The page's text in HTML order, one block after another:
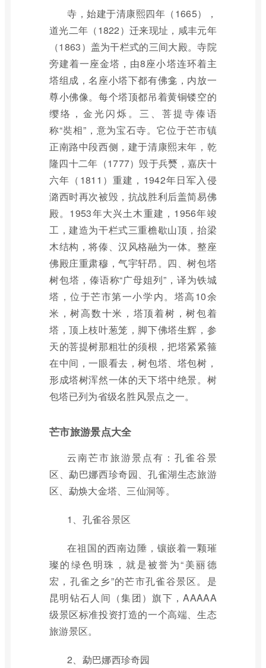
寺，始建于清康熙四年（1665），
道光二年（1822）迁来现址，咸丰元年
（1863）盖为干栏式的三间大殿。寺院
旁建着一座金塔，由8座小塔连环着主
塔组成，名座小塔下都有佛龛，内放一
尊小佛像。每个塔顶都吊着黄铜镂空的
缨络，金光闪烁。三、菩提寺傣语
称“奘相”，意为宝石寺。它位于芒市镇
正南路中段西侧，建于清康熙末年，乾
隆四十二年（1777）毁于兵燹，嘉庆十
六年（1811）重建，1942年日军入侵
潞西时再次被毁，抗战胜利后盖简易佛
殿。1953年大兴土木重建，1956年竣
工，建造为干栏式三重檐歇山顶，抬梁
木结构，将傣、汉风格融为一体。整座
佛殿庄重肃穆，气宇轩昂。四、树包塔
树包塔，傣语称“广母姐列”，译为铁城
塔，位于芒市第一小学内。塔高10余
米，树高数十米，塔顶着树，树包着
塔，顶上枝叶葱笼，脚下佛塔生辉，参
天的菩提树那粗壮的须根，把塔紧紧箍
在中间，一眼看去，树包塔、塔包树，
形成塔树浑然一体的天下塔中绝景。树
包塔已列为省级名胜风景点之一。
芒市旅游景点大全
云南芒市旅游景点有：孔雀谷景
区、勐巴娜西珍奇园、孔雀湖生态旅游
区、勐焕大金塔、三仙洞等。
1、孔雀谷景区
在祖国的西南边陲，镶嵌着一颗璀
璨的绿色明珠，就是被誉为“美丽德
宏，孔雀之乡”的芒市孔雀谷景区。是
昆明钻石人间（集团）旗下，AAAAA
级景区标准投资打造的一个高端、生态
旅游景区。
2、勐巴娜西珍奇园